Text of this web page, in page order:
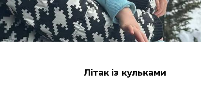
Літак із кульками